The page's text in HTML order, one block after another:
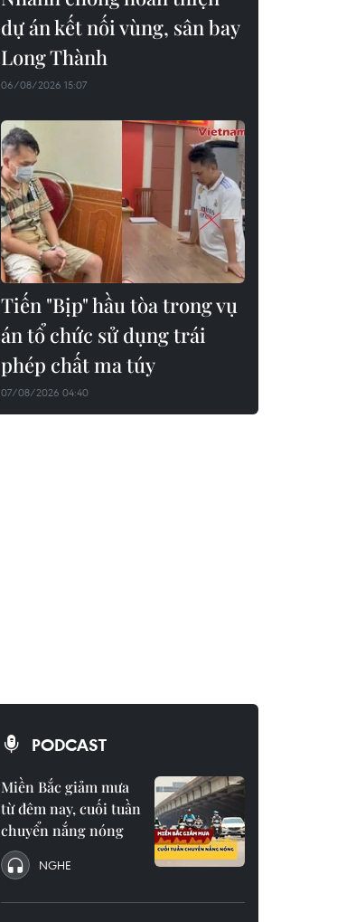
dự án kết nối vùng, sân bay
Long Thành
06/08/2026 15:07
Tiến "Bịp" hầu tòa trong vụ
án tổ chức sử dụng trái
phép chất ma túy
07/08/2026 04:40
PODCAST
Miền Bắc giảm mưa
từ đêm nay, cuối tuần
chuyển nắng nóng
NGHE